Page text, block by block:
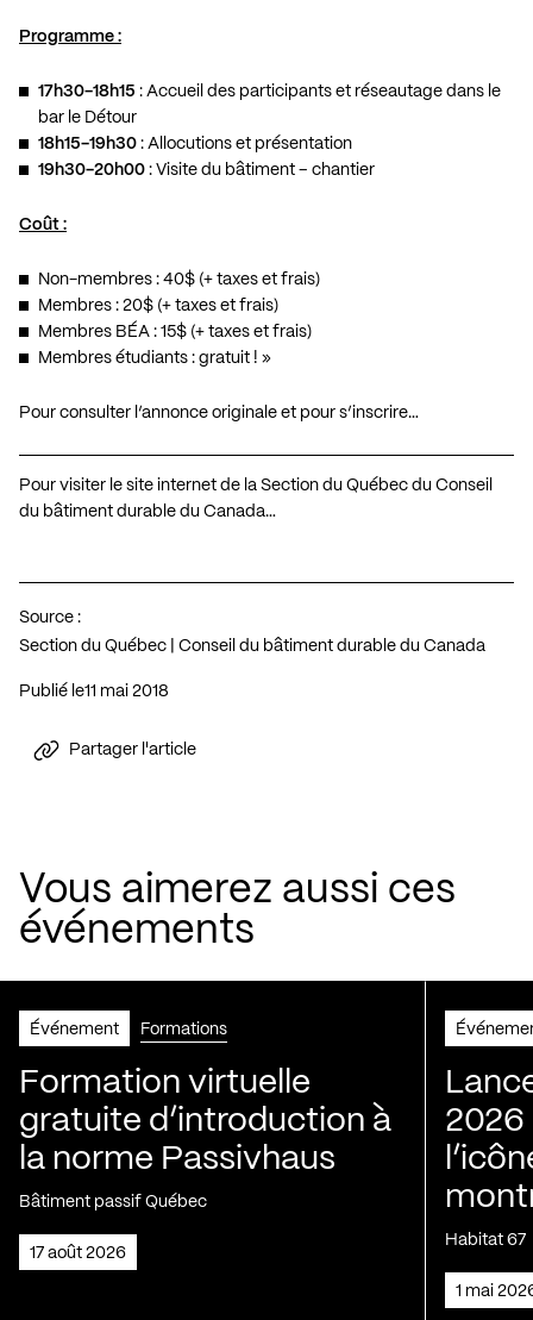
Programme :
17h30-18h15 : Accueil des participants et réseautage dans le
bar le Détour
18h15-19h30 : Allocutions et présentation
19h30-20h00 : Visite du bâtiment – chantier
Coût :
Non-membres : 40$​ (+ taxes et frais)
Membres : 20$ (+ taxes et frais)
Membres BÉA : 15$ (+ taxes et frais)
Membres étudiants : gratuit ! »
Pour consulter l’annonce originale et pour s’inscrire…
Pour visiter le site internet de la Section du Québec du Conseil
du bâtiment durable du Canada…
Source :
Section du Québec | Conseil du bâtiment durable du Canada
Publié le 11 mai 2018
Partager l'article
Vous aimerez aussi ces
événements
Événement Formations
Formation virtuelle
gratuite d’introduction à
la norme Passivhaus
Bâtiment passif Québec
17 août 2026
2026
Habitat 67
1 mai